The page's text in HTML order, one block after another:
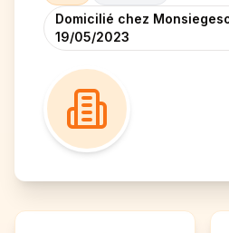
Domicilié chez
19/05/2023